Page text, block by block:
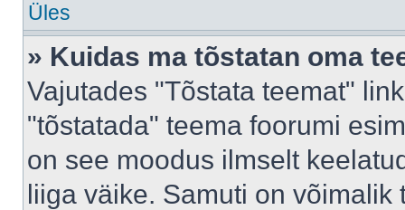
Üles
» Kuidas ma tõstatan oma
Vajutades "Tõstata teemat"
"tõstatada" teema foorumi
on see moodus ilmselt
liiga väike. Samuti on